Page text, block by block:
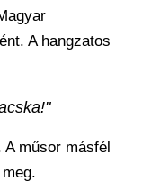
A hangzatos
műsor másfél